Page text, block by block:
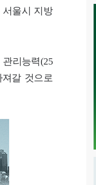
서울시 지방
리능력(25
갈 것으로